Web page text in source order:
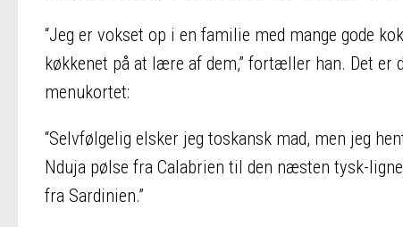
“Jeg er vokset op i en familie med mange gode
køkkenet på at lære af dem,” fortæller han. Det
menukortet:
“Selvfølgelig elsker jeg toskansk mad, men jeg
Nduja pølse fra Calabrien til den næsten tysk-
fra Sardinien.”